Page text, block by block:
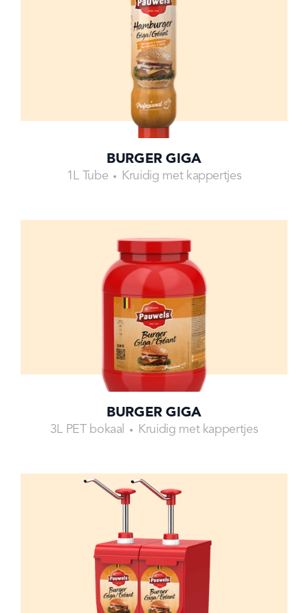
BURGER GIGA
1L Tube Kruidig met kappertjes
BURGER GIGA
3L PET bokaal Kruidig met kappertjes